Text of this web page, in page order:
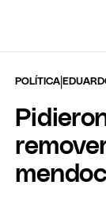
POLÍTICA |